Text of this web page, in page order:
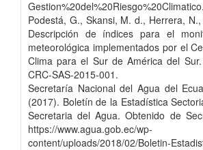
Podestá, G., Skansi, M. d., Herrera,
Descripción de índices para el
meteorológica implementados por el
Clima para el Sur de América del
CRC-SAS-2015-001.
Secretaría Nacional del Agua del
(2017). Boletín de la Estadística
Secretaria del Agua. Obtenido de
https://www.agua.gob.ec/wp-
content/uploads/2018/02/Boletin-